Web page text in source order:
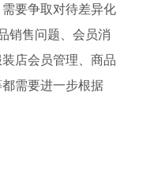
要争取对待差异化
销售问题、会员消
装店会员管理、商品
需要进一步根据